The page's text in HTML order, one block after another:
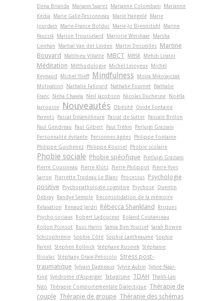
Elena Brianda
Mariann Suarez Marianne Colombani
Marianne
Kédia
Marie Gallé-Tessonneau Marie Haegelé
Marie
Jourdain
Marie-France Bolduc Marie-Jo Brennstuhl
Marine
Paucsik
Marion Trousselard Marjorie Weishaar
Marsha
Linehan
Martial Van der Linden Martin Desseilles Martine
Bouvard
Matthieu Villatte MBCT MBSR Mehdi Liratni
Méditation Méthodologie Michel Lejoyeux
Michel
Reynaud
Michel Ylieff Mindfulness
Moïra Mikolajczak
Motivation
Nathalie Fallourd Nathalie Fournet
Nathalie
Franc
Neha Chawla Neil Jacobson Nicolas Duchesne
Noëlla
Jarrousse
Nouveautés Obésité Ovide Fontaine
Parents
Pascal Delamillieure Pascal de Sutter
Pascale Brillon
Paul Gendreau
Paul Gilbert Paul Tréhin
Perluigi Graziani
Personnalité évitante
Personnes âgées
Philippe Fontaine
Philippe Guichenez
Philippe Roussel Phobie scolaire
Phobie sociale Phobie spécifique
Pierluigi Graziani
Pierre Cousineau
Pierre Klotz Pierre Philippot
Pierre-Yves
Sarron
Pierrette Trudeau Le Blanc Processus Psychologie
positive
Psychopathologie cognitive Psychose Quentin
Debray
Randye Semple
Reconsolidation de la mémoire
Relaxation
Renaud Jardri Rébecca Shankland
Risques
Psycho-sociaux
Robert Ladouceur
Roland Coutanceau
Rollon Poinsot
Russ Harris Samia Ben Youssef Sarah Bowen
Schizophrénie Sophie Côté Sophie Lantheaume Sophie
Parent Stephen Rollnick Stéphane Rusinek Stéphanie
Bioulac Stéphany Orain-Pelissolo
Stress post-
traumatique Sylvain Dagneaux Sylvie Aubin Sylvie Naar-
King Syndrome d'Asperger Tabagisme TDAH Thanh-Lan
Ngo Thérapie Comportementale Dialectique Thérapie de
couple Thérapie de groupe Thérapie des schémas